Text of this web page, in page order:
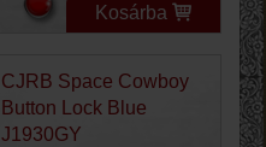
Kosárba
CJRB Space Cowboy
Button Lock Blue
J1930GY